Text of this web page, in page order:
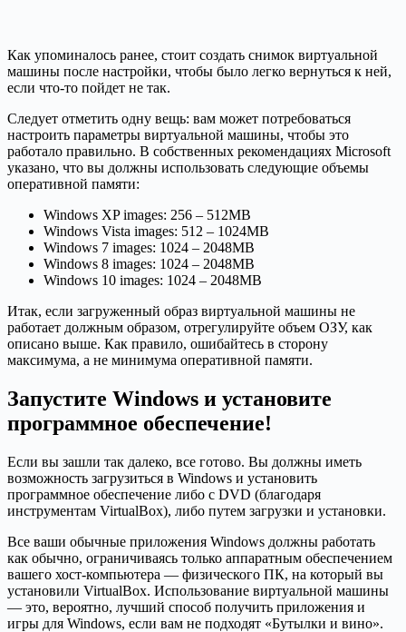
Как упоминалось ранее, стоит создать снимок виртуальной
машины после настройки, чтобы было легко вернуться к ней,
если что-то пойдет не так.
Следует отметить одну вещь: вам может потребоваться
настроить параметры виртуальной машины, чтобы это
работало правильно. В собственных рекомендациях Microsoft
указано, что вы должны использовать следующие объемы
оперативной памяти:
Windows XP images: 256 – 512MB
Windows Vista images: 512 – 1024MB
Windows 7 images: 1024 – 2048MB
Windows 8 images: 1024 – 2048MB
Windows 10 images: 1024 – 2048MB
Итак, если загруженный образ виртуальной машины не
работает должным образом, отрегулируйте объем ОЗУ, как
описано выше. Как правило, ошибайтесь в сторону
максимума, а не минимума оперативной памяти.
Запустите Windows и установите
программное обеспечение!
Если вы зашли так далеко, все готово. Вы должны иметь
возможность загрузиться в Windows и установить
программное обеспечение либо с DVD (благодаря
инструментам VirtualBox), либо путем загрузки и установки.
Все ваши обычные приложения Windows должны работать
как обычно, ограничиваясь только аппаратным обеспечением
вашего хост-компьютера — физического ПК, на который вы
установили VirtualBox. Использование виртуальной машины
— это, вероятно, лучший способ получить приложения и
игры для Windows, если вам не подходят «Бутылки и вино».